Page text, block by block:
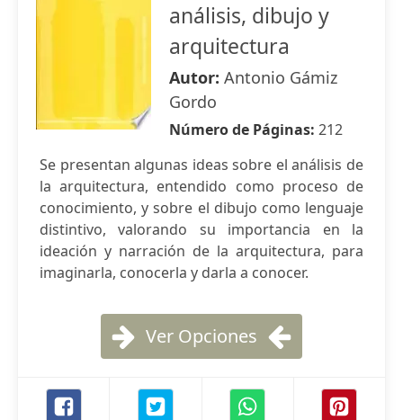
análisis, dibujo y
arquitectura
Autor: Antonio Gámiz
Gordo
Número de Páginas: 212
Se presentan algunas ideas sobre el análisis de
la arquitectura, entendido como proceso de
conocimiento, y sobre el dibujo como lenguaje
distintivo, valorando su importancia en la
ideación y narración de la arquitectura, para
imaginarla, conocerla y darla a conocer.
Ver Opciones